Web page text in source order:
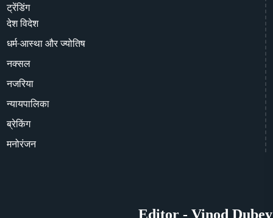
ट्रेंडिंग
देश विदेश
धर्म-आस्था और ज्योतिष
नक्सल
नजरिया
न्यायपालिका
ब्रेकिंग
मनोरंजन
Editor - Vinod Dubey